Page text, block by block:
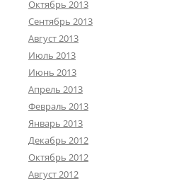
Октябрь 2013
Сентябрь 2013
Август 2013
Июль 2013
Июнь 2013
Апрель 2013
Февраль 2013
Январь 2013
Декабрь 2012
Октябрь 2012
Август 2012